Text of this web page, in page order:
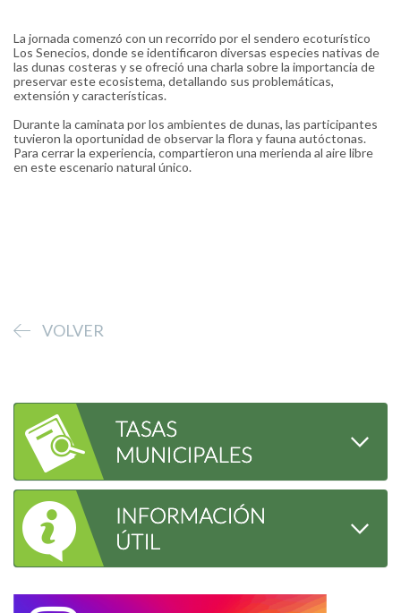
La jornada comenzó con un recorrido por el sendero ecoturístico
Los Senecios, donde se identificaron diversas especies nativas de
las dunas costeras y se ofreció una charla sobre la importancia de
preservar este ecosistema, detallando sus problemáticas,
extensión y características.
Durante la caminata por los ambientes de dunas, las participantes
tuvieron la oportunidad de observar la flora y fauna autóctonas.
Para cerrar la experiencia, compartieron una merienda al aire libre
en este escenario natural único.
VOLVER